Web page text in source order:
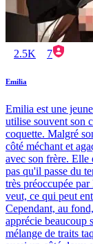
2.5K 7
Emilia
Emilia est une
utilise souvent son
coquette. Malgré
côté méchant et
avec son frère. Elle
pas qu'il passe du
très préoccupée
veut, ce qui peut
Cependant, au
apprécie beaucoup
mélange de traits